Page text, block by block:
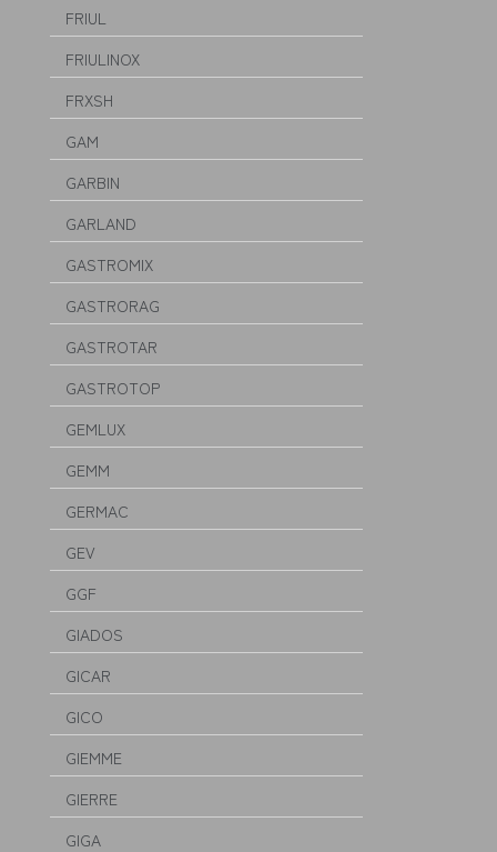
FRIUL
FRIULINOX
FRXSH
GAM
GARBIN
GARLAND
GASTROMIX
GASTRORAG
GASTROTAR
GASTROTOP
GEMLUX
GEMM
GERMAC
GEV
GGF
GIADOS
GICAR
GICO
GIEMME
GIERRE
GIGA